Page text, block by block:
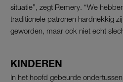
situatie”, zegt Remery. “We
traditionele patronen hardnekkig
geworden, maar ook niet echt
KINDEREN
In het hoofd gebeurde